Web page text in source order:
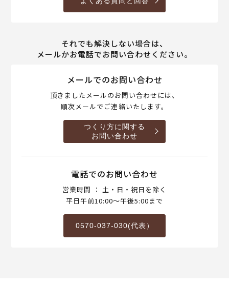
それでも解決しない場合は、
メールかお電話でお問い合わせください。
メールでのお問い合わせ
頂きましたメールのお問い合わせには、
順次メールでご連絡いたします。
つくり方に関する
お問い合わせ
電話でのお問い合わせ
営業時間 ： 土・日・祝日を除く
平日午前10:00～午後5:00まで
0570-037-030(代表）